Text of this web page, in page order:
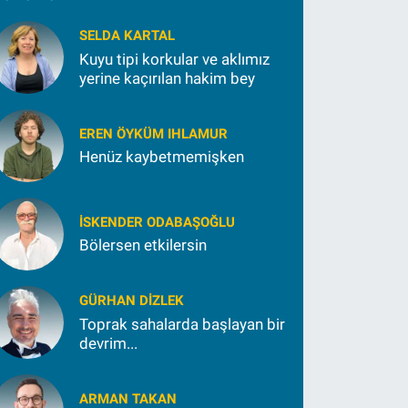
SELDA KARTAL
Kuyu tipi korkular ve aklımız
yerine kaçırılan hakim bey
EREN ÖYKÜM IHLAMUR
Henüz kaybetmemişken
İSKENDER ODABAŞOĞLU
Bölersen etkilersin
GÜRHAN DIZLEK
Toprak sahalarda başlayan bir
devrim...
ARMAN TAKAN